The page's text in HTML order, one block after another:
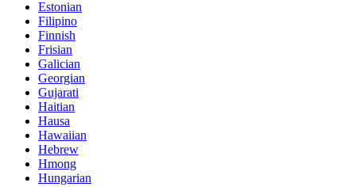
Estonian
Filipino
Finnish
Frisian
Galician
Georgian
Gujarati
Haitian
Hausa
Hawaiian
Hebrew
Hmong
Hungarian